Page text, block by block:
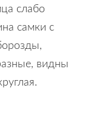
слабо
самки с
видны